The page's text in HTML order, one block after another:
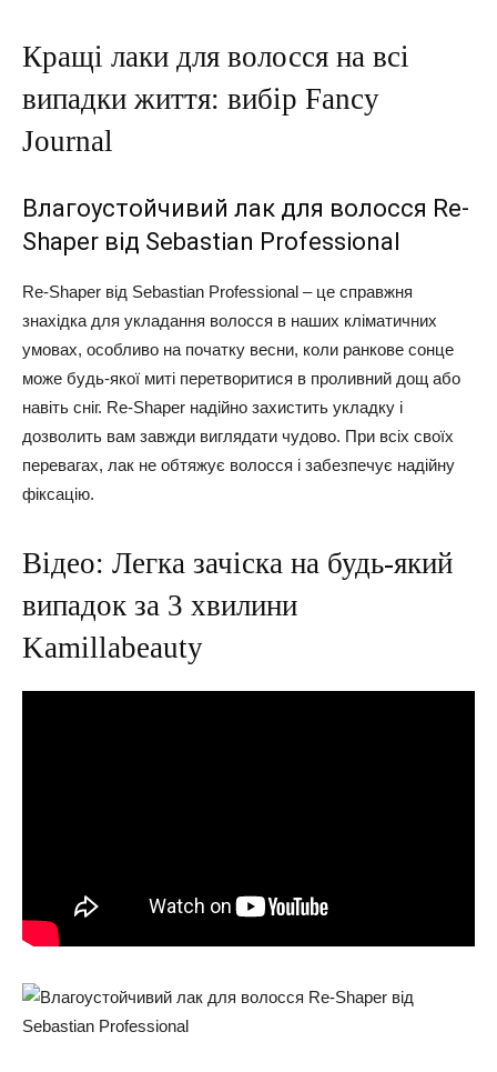
Кращі лаки для волосся на всі
випадки життя: вибір Fancy
Journal
Влагоустойчивий лак для волосся Re-
Shaper від Sebastian Professional
Re-Shaper від Sebastian Professional – це справжня
знахідка для укладання волосся в наших кліматичних
умовах, особливо на початку весни, коли ранкове сонце
може будь-якої миті перетворитися в проливний дощ або
навіть сніг. Re-Shaper надійно захистить укладку і
дозволить вам завжди виглядати чудово. При всіх своїх
перевагах, лак не обтяжує волосся і забезпечує надійну
фіксацію.
Відео: Легка зачіска на будь-який
випадок за 3 хвилини
Kamillabeauty